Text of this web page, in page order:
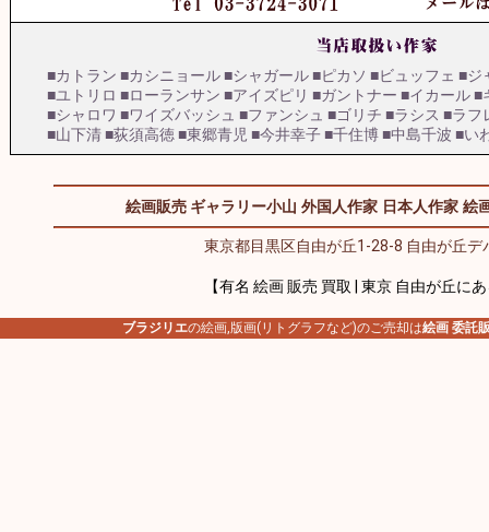
■カトラン ■カシニョール■シャガール■ピカソ ■ビュッフェ ■ジ
■ユトリロ ■ローランサン ■アイズピリ ■ガントナー ■イカール■
■シャロワ ■ワイズバッシュ ■ファンシュ ■ゴリチ ■ラシス ■ラフ
■山下清■荻須高徳■東郷青児 ■今井幸子■千住博■中島千波 ■い
絵画販売 ギャラリー小山 外国人作家 日本人作家 絵
東京都目黒区自由が丘1-28-8 自由が丘デ
【有名 絵画 販売 買取 | 東京 自由が丘に
ブラジリエの絵画,版画(リトグラフなど)のご売却は絵画 委託